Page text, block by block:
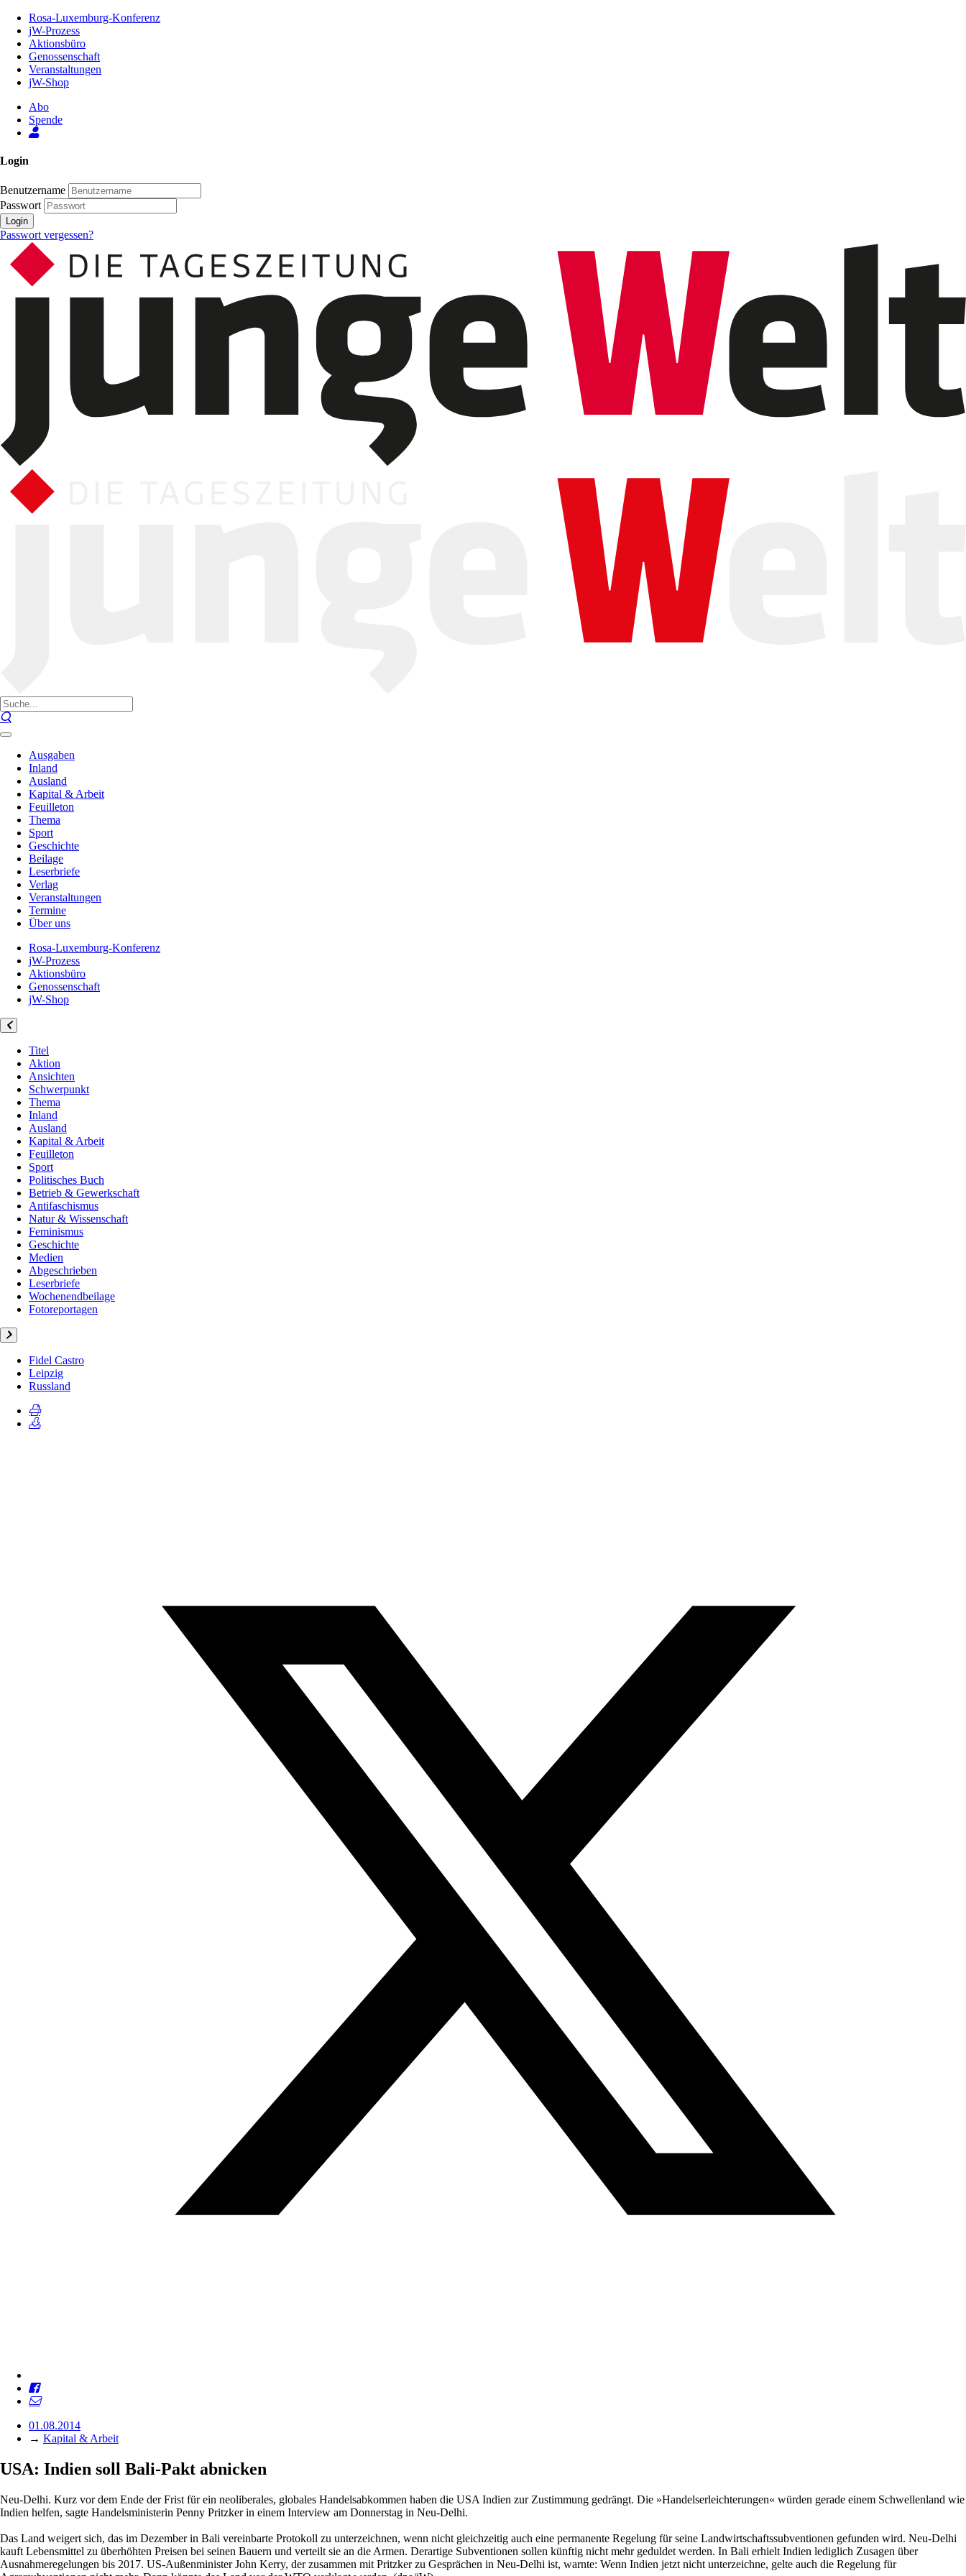
Inhalt
Seite
Rosa-Luxemburg-Konferenz
jW-Prozess
Aktionsbüro
Genossenschaft
Veranstaltungen
jW-Shop
Abo
Spende
Login
Benutzername
Passwort
Login
Passwort vergessen?
Ausgaben
Inland
Ausland
Kapital & Arbeit
Feuilleton
Thema
Sport
Geschichte
Beilage
Leserbriefe
Verlag
Veranstaltungen
Termine
Über uns
Rosa-Luxemburg-Konferenz
jW-Prozess
Aktionsbüro
Genossenschaft
jW-Shop
Titel
Aktion
Ansichten
Schwerpunkt
Thema
Inland
Ausland
Kapital & Arbeit
Feuilleton
Sport
Politisches Buch
Betrieb & Gewerkschaft
Antifaschismus
Natur & Wissenschaft
Feminismus
Geschichte
Medien
Abgeschrieben
Leserbriefe
Wochenendbeilage
Fotoreportagen
Fidel Castro
Leipzig
Russland
01.08.2014
→ Kapital & Arbeit
USA: Indien soll Bali-Pakt abnicken
Neu-Delhi. Kurz vor dem Ende der Frist für ein neoliberales, globales Handelsabkommen haben die USA Indien zur Zustimmung gedrängt. Die »Handelserleichterungen« würden gerade einem Schwellenland wie
Indien helfen, sagte Handelsministerin Penny Pritzker in einem Interview am Donnerstag in Neu-Delhi.
Das Land weigert sich, das im Dezember in Bali vereinbarte Protokoll zu unterzeichnen, wenn nicht gleichzeitig auch eine permanente Regelung für seine Landwirtschaftssubventionen gefunden wird. Neu-Delhi
kauft Lebensmittel zu überhöhten Preisen bei seinen Bauern und verteilt sie an die Armen. Derartige Subventionen sollen künftig nicht mehr geduldet werden. In Bali erhielt Indien lediglich Zusagen über
Ausnahmeregelungen bis 2017. US-Außenminister John Kerry, der zusammen mit Pritzker zu Gesprächen in Neu-Delhi ist, warnte: Wenn Indien jetzt nicht unterzeichne, gelte auch die Regelung für